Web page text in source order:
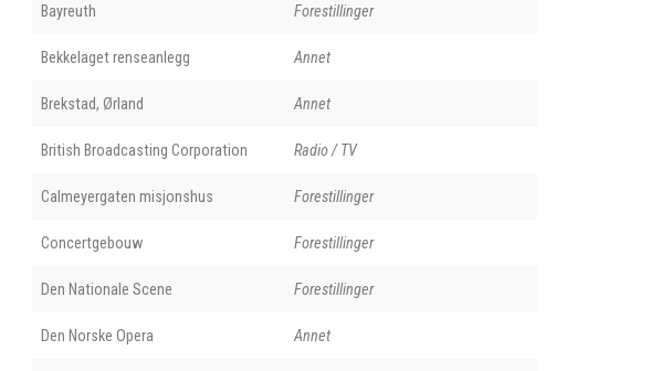
Bayreuth Forestillinger
Bekkelaget renseanlegg Annet
Brekstad, Ørland Annet
British Broadcasting Corporation Radio / TV
Calmeyergaten misjonshus Forestillinger
Concertgebouw Forestillinger
Den Nationale Scene Forestillinger
Den Norske Opera Annet